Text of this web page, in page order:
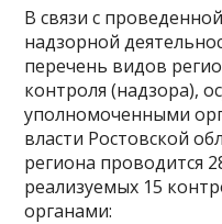
В связи с
надзорной
перечень видов
контроля (надзора),
уполномоченными
власти Ростовской
региона проводится
реализуемых 15
органами: